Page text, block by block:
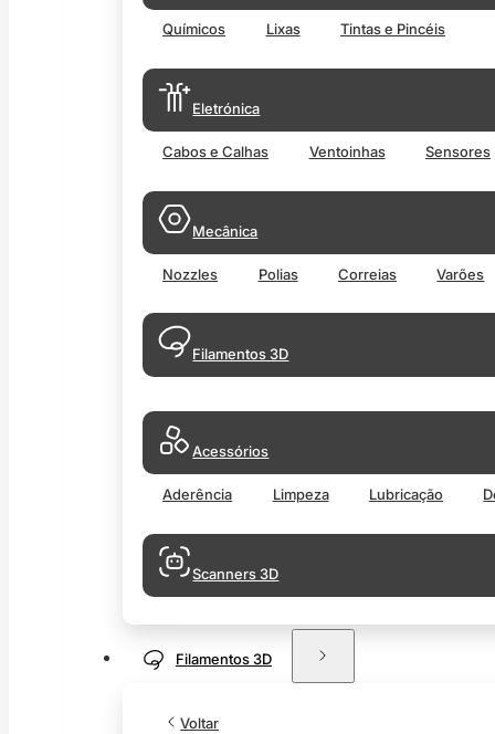
Químicos Lixas Tintas e Pincéis
Eletrónica
Cabos e Calhas Ventoinhas Sensores
Mecânica
Nozzles Polias Correias Varões
Filamentos 3D
Acessórios
Aderência Limpeza Lubricação
Scanners 3D
Filamentos 3D
Voltar